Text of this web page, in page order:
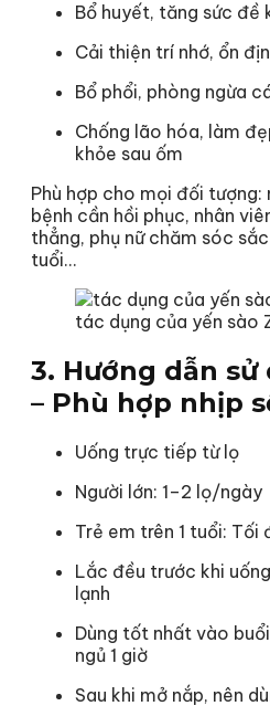
Bổ huyết, tăng sức đề
Cải thiện trí nhớ, ổn
Bổ phổi, phòng ngừa
Chống lão hóa, làm
khỏe sau ốm
Phù hợp cho mọi đối
bệnh cần hồi phục, nhân
thẳng, phụ nữ chăm sóc
tuổi…
tác dụng của yến sào
3. Hướng dẫn
– Phù hợp nhịp
Uống trực tiếp từ lọ
Người lớn: 1–2 lọ/ngày
Trẻ em trên 1 tuổi: Tối
Lắc đều trước khi
lạnh
Dùng tốt nhất vào
ngủ 1 giờ
Sau khi mở nắp, nên